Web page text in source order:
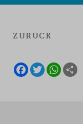
ZURÜCK
F
A
T
W
W
H